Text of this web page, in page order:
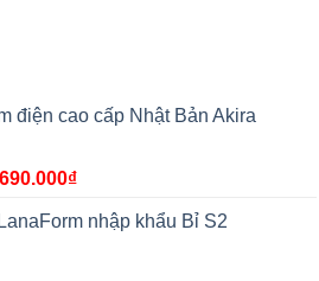
điện cao cấp Nhật Bản Akira
₫
nhập khẩu Bỉ S2